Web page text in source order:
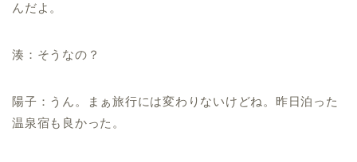
んだよ。
湊：そうなの？
陽子：うん。まぁ旅行には変わりないけどね。昨日泊った
温泉宿も良かった。